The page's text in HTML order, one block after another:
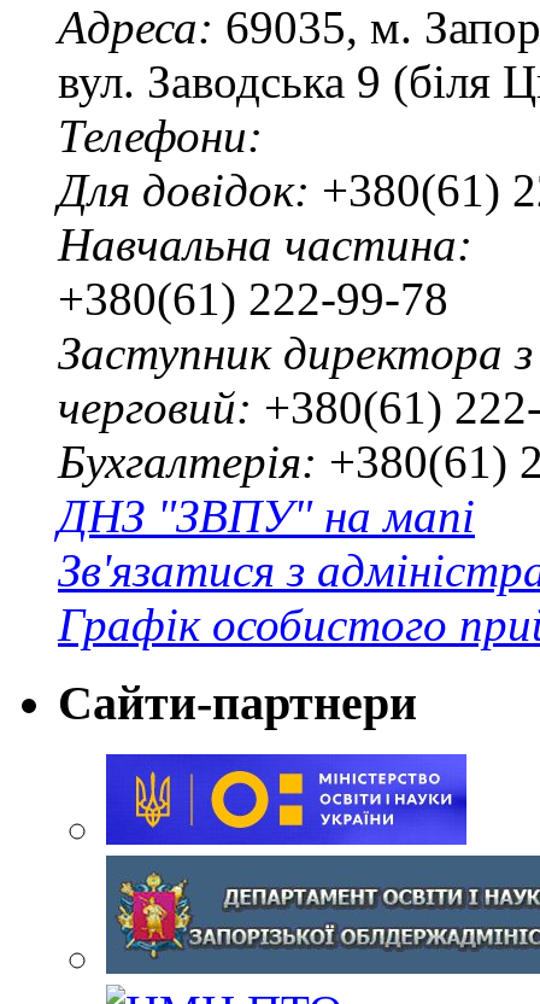
Адреса: 69035, м.
вул. Заводська 9 (біля
Телефони:
Для довідок: +380(61)
Навчальна частина:
+380(61) 222-99-78
Заступник директора
черговий: +380(61)
Бухгалтерія: +380(61)
ДНЗ "ЗВПУ" на мапі
Зв'язатися з
Графік особистого
Сайти-партнери